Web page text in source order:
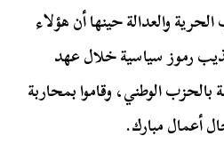
والعدالة حينها أن هؤلاء
رموز سياسية خلال عهد
الوطني، وقاموا بمحاربة
أعمال مبارك.